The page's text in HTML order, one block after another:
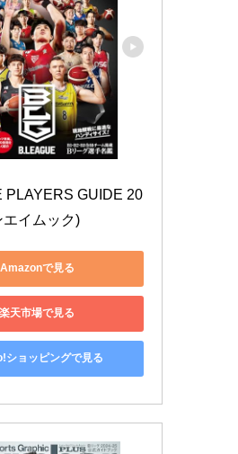
PLAYERS GUIDE 20
エイムック)
Amazonで見る
楽天市場で見る
ショッピングで見る